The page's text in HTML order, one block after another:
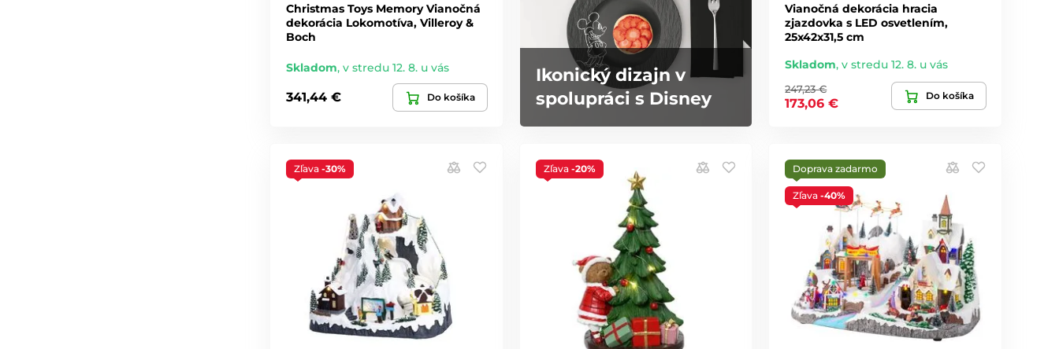
Christmas Toys Memory Vianočná
dekorácia Lokomotíva, Villeroy &
Boch
Skladom, v stredu 12. 8. u vás
341,44 € Do košíka
Ikonický dizajn v
spolupráci s Disney
Vianočná dekorácia hracia
zjazdovka s LED osvetlením,
25x42x31,5 cm
Skladom,v stredu 12. 8. u vás
247,23 €
173,06 €
Do košíka
Zľava -30% Zľava -20% Doprava zadarmo
Zľava-40%